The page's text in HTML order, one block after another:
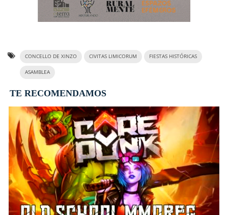
CONCELLO DE XINZO CIVITAS LIMICORUM FIESTAS HISTÓRICAS
ASAMBLEA
TE RECOMENDAMOS